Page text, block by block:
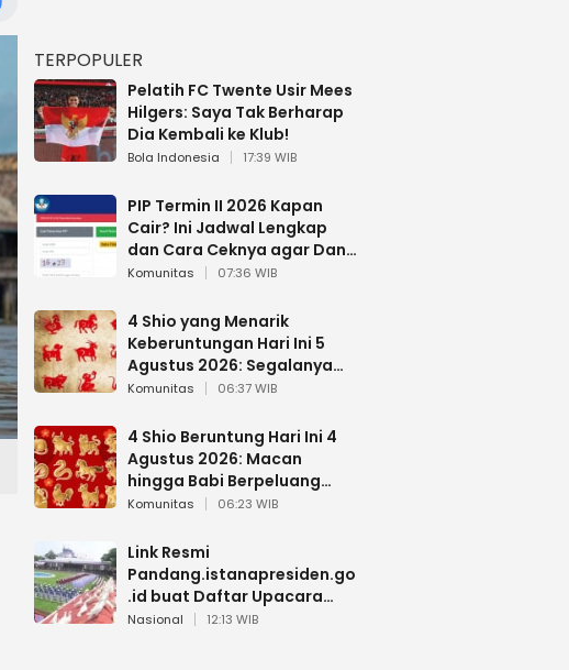
TERPOPULER
Pelatih FC Twente Usir Mees
Hilgers: Saya Tak Berharap
Dia Kembali ke Klub!
Bola Indonesia 17:39 WIB
PIP Termin II 2026 Kapan
Cair? Ini Jadwal Lengkap
dan Cara Ceknya agar Dana
Tidak Hangus!
Komunitas 07:36 WIB
4 Shio yang Menarik
Keberuntungan Hari Ini 5
Agustus 2026: Segalanya
Berjalan Lancar
Komunitas 06:37 WIB
4 Shio Beruntung Hari Ini 4
Agustus 2026: Macan
hingga Babi Berpeluang
Dapat Kabar Baik
Komunitas 06:23 WIB
Link Resmi
Pandang.istanapresiden.go
.id buat Daftar Upacara
Bendera HUT RI di Istana
Nasional 12:13 WIB